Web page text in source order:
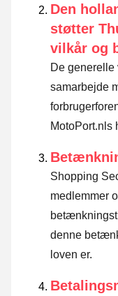
Den
støtter
vilkår og
De generelle
samarbejde
MotoPort.nls
Shopping
medlemmer
denne
loven er.